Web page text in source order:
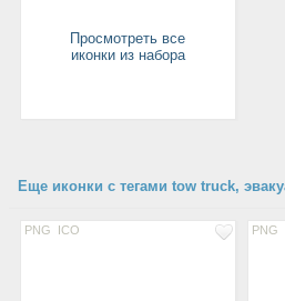
Просмотреть все
иконки из набора
Еще иконки с тегами tow truck,
PNG ICO PNG